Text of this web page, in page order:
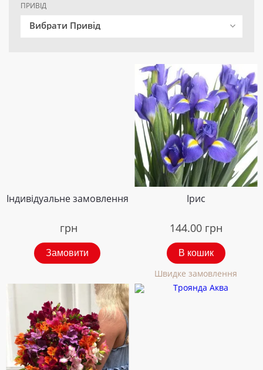
ПРИВІД
Вибрати Привід
Індивідуальне замовлення
грн
Замовити
Ірис
144.00 грн
В кошик
Швидке замовлення